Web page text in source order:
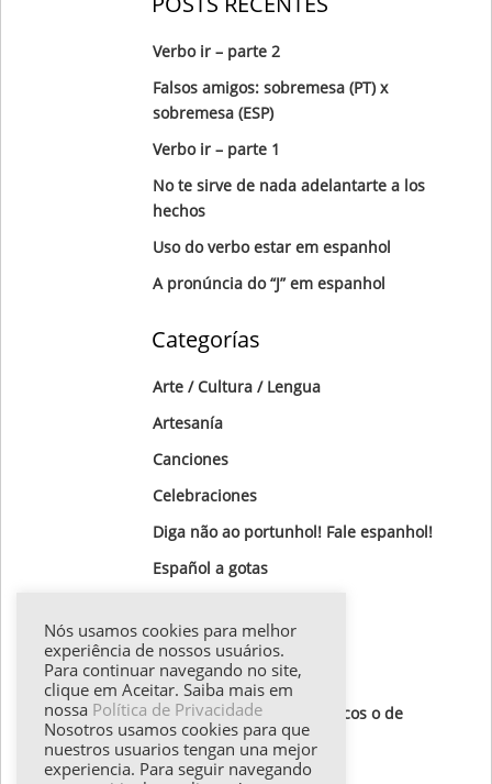
Verbo ir – parte 2
Falsos amigos: sobremesa (PT) x
sobremesa (ESP)
Verbo ir – parte 1
No te sirve de nada adelantarte a los
hechos
Uso do verbo estar em espanhol
A pronúncia do “J” em espanhol
Categorías
Arte / Cultura / Lengua
Artesanía
Canciones
Celebraciones
Diga não ao portunhol! Fale espanhol!
Español a gotas‏
Gotas Gramaticales
Lugares para visitar
Textos de autores hispánicos o de
destaque
Todos los textos
Nós usamos cookies para melhor
experiência de nossos usuários.
Para continuar navegando no site,
clique em Aceitar. Saiba mais em
nossa Política de Privacidade
Nosotros usamos cookies para que
nuestros usuarios tengan una mejor
experiencia. Para seguir navegando